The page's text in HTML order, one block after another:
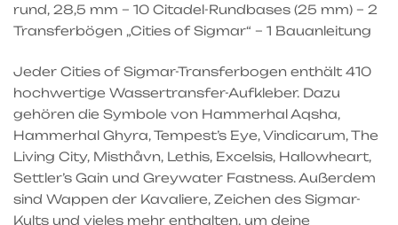
rund, 28,5 mm – 10 Citadel-Rundbases (25 mm) – 2
Transferbögen „Cities of Sigmar“ – 1 Bauanleitung
Jeder Cities of Sigmar-Transferbogen enthält 410
hochwertige Wassertransfer-Aufkleber. Dazu
gehören die Symbole von Hammerhal Aqsha,
Hammerhal Ghyra, Tempest’s Eye, Vindicarum, The
Living City, Misthåvn, Lethis, Excelsis, Hallowheart,
Settler’s Gain und Greywater Fastness. Außerdem
sind Wappen der Kavaliere, Zeichen des Sigmar-
Kults und vieles mehr enthalten, um deine